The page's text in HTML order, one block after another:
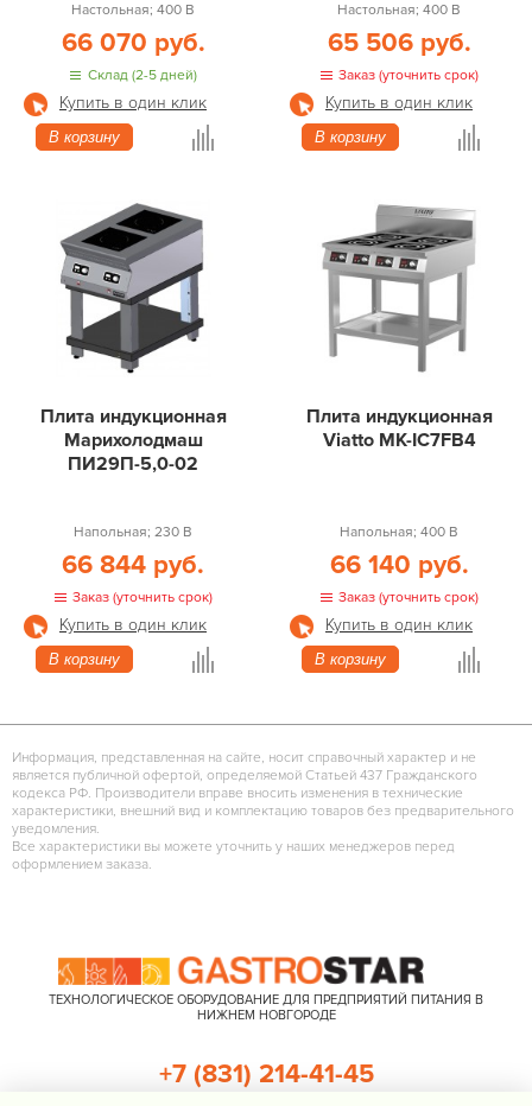
Настольная; 400 В
66 070 руб.
Склад (2-5 дней)
Купить в один клик
В корзину
Настольная; 400 В
65 506 руб.
Заказ (уточнить срок)
Купить в один клик
В корзину
Плита индукционная
Марихолодмаш
ПИ29П-5,0-02
Напольная; 230 В
66 844 руб.
Заказ (уточнить срок)
Купить в один клик
В корзину
Плита индукционная
Viatto MK-IC7FB4
Напольная; 400 В
66 140 руб.
Заказ (уточнить срок)
Купить в один клик
В корзину
Информация, представленная на сайте, носит справочный характер и не
является публичной офертой, определяемой Статьей 437 Гражданского
кодекса РФ. Производители вправе вносить изменения в технические
характеристики, внешний вид и комплектацию товаров без предварительного
уведомления.
Все характеристики вы можете уточнить у наших менеджеров перед
оформлением заказа.
ТЕХНОЛОГИЧЕСКОЕ ОБОРУДОВАНИЕ ДЛЯ ПРЕДПРИЯТИЙ ПИТАНИЯ В
НИЖНЕМ НОВГОРОДЕ
+7 (831) 214-41-45